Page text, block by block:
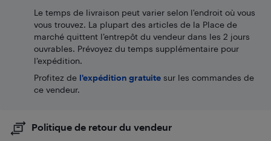
Le temps de livraison peut varier selon l'endroit où vous
vous trouvez. La plupart des articles de la Place de
marché quittent l’entrepôt du vendeur dans les 2 jours
ouvrables. Prévoyez du temps supplémentaire pour
l’expédition.
Profitez de l'expédition gratuite sur les commandes de
ce vendeur.
Politique de retour du vendeur